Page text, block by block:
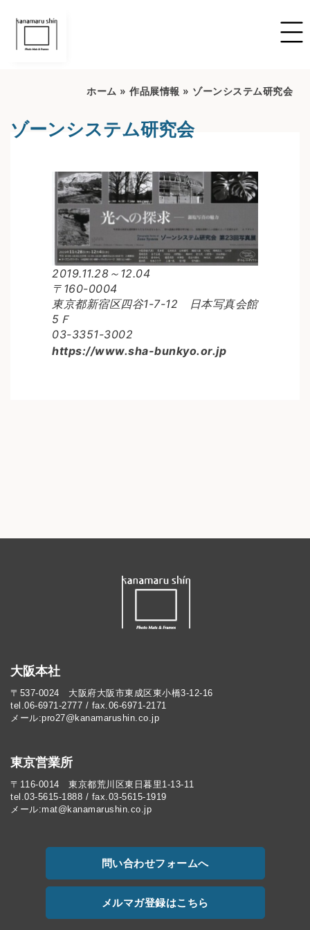
ホーム » 作品展情報 » ゾーンシステム研究会
ゾーンシステム研究会
2019.11.28～12.04
〒160-0004
東京都新宿区四谷1-7-12 日本写真会館
5Ｆ
03-3351-3002
https://www.sha-bunkyo.or.jp
大阪本社
〒537-0024 大阪府大阪市東成区東小橋3-12-16
tel.06-6971-2777 / fax.06-6971-2171
メール:pro27@kanamarushin.co.jp​
東京営業所
〒116-0014 東京都荒川区東日暮里1-13-11
tel.03-5615-1888 / fax.03-5615-1919
メール:mat@kanamarushin.co.jp
問い合わせフォームへ
メルマガ登録はこちら